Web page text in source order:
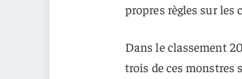
propres règles sur les
Dans le classement
trois de ces monstres